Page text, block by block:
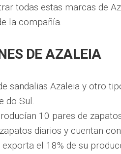
todas estas marcas de
la compañía.
DE AZALEIA
sandalias Azaleia y otro
do Sul.
10 pares de
diarios y cuentan
el 18% de su